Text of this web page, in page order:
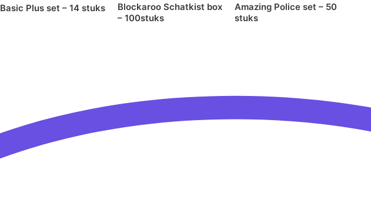
Basic Plus set – 14 stuks
Blockaroo Schatkist box
– 100stuks
Amazing Police set – 50
stuks